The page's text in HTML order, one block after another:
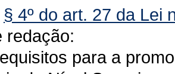
§ 4º do art. 27 da Lei
redação:
para a